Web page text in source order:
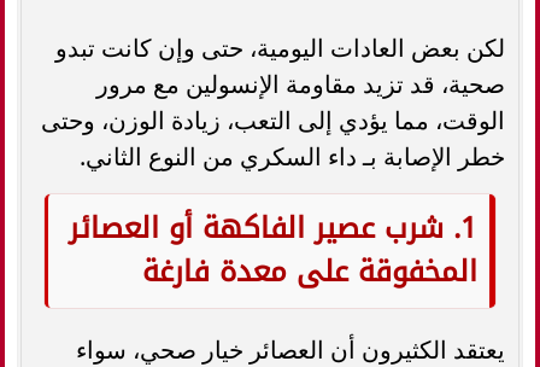
لكن بعض العادات اليومية، حتى وإن كانت تبدو
صحية، قد تزيد مقاومة الإنسولين مع مرور
الوقت، مما يؤدي إلى التعب، زيادة الوزن، وحتى
خطر الإصابة بـ داء السكري من النوع الثاني.
1. شرب عصير الفاكهة أو العصائر
المخفوقة على معدة فارغة
يعتقد الكثيرون أن العصائر خيار صحي، سواء